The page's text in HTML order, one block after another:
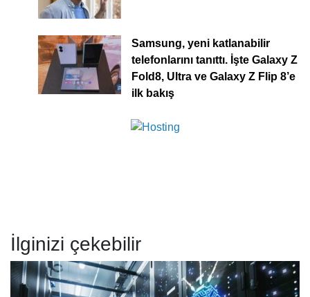
Samsung, yeni katlanabilir
telefonlarını tanıttı. İşte Galaxy Z
Fold8, Ultra ve Galaxy Z Flip 8’e
ilk bakış
İlginizi çekebilir